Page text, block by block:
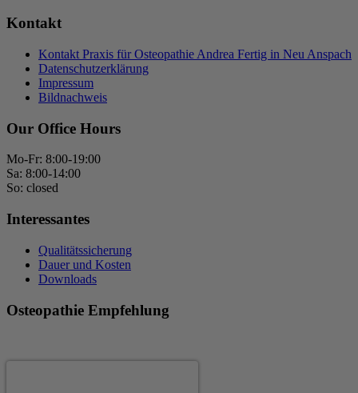
Kontakt
Kontakt Praxis für Osteopathie Andrea Fertig in Neu Anspach
Datenschutzerklärung
Impressum
Bildnachweis
Our Office Hours
Mo-Fr: 8:00-19:00
Sa: 8:00-14:00
So: closed
Interessantes
Qualitätssicherung
Dauer und Kosten
Downloads
Osteopathie Empfehlung